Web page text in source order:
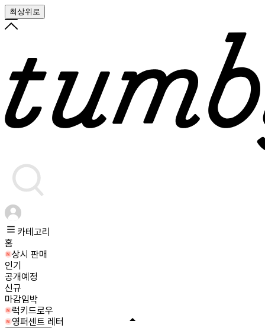
최상위로
카테고리
홈
상시 판매
인기
공개예정
신규
마감임박
럭키드로우
영퍼센트 레터